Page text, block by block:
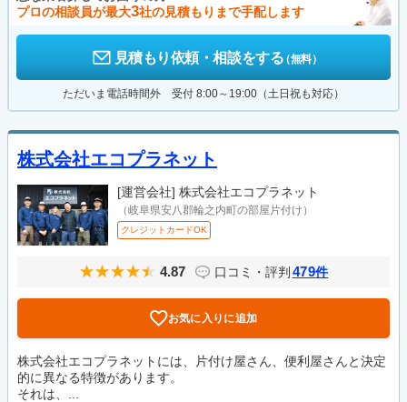
プロの相談員が最大3社の見積もりまで手配します
見積もり依頼・相談をする（無料）
ただいま電話時間外 受付 8:00～19:00（土日祝も対応）
株式会社エコプラネット
[運営会社] 株式会社エコプラネット
（岐阜県安八郡輪之内町の部屋片付け）
クレジットカードOK
4.87 口コミ・評判 479件
お気に入りに追加
株式会社エコプラネットには、片付け屋さん、便利屋さんと決定
的に異なる特徴があります。
それは、...